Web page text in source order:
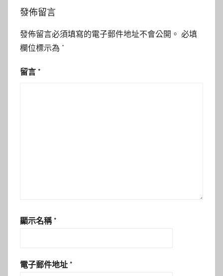
發佈留言
發佈留言必須填寫的電子郵件地址不會公開。 必填
欄位標示為 *
留言 *
顯示名稱 *
電子郵件地址 *